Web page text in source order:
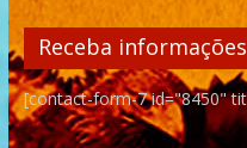
Receba
[contact-form-7 id="8450"